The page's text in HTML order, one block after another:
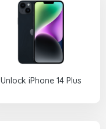
Unlock iPhone 14 Plus